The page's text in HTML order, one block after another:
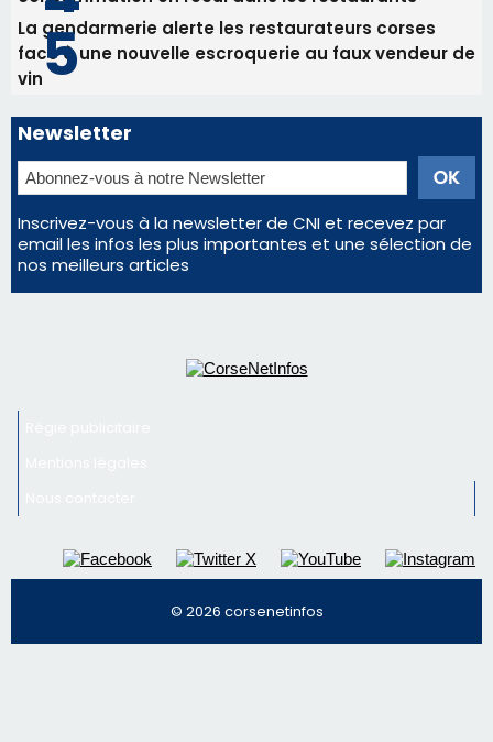
nos meilleurs articles
Régie publicitaire
Nous contacter
© 2026 corsenetinfos